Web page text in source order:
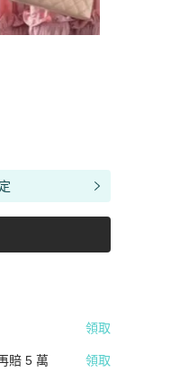
領取
賠 5 萬 領取